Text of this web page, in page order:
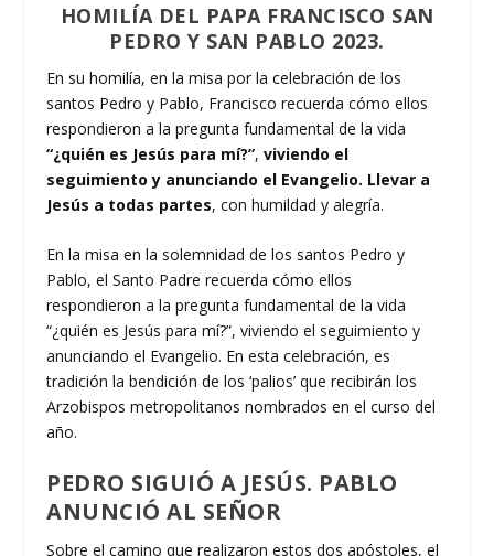
HOMILÍA DEL PAPA FRANCISCO SAN
PEDRO Y SAN PABLO 2023.
En su homilía, en la misa por la celebración de los
santos Pedro y Pablo, Francisco recuerda cómo ellos
respondieron a la pregunta fundamental de la vida
“¿quién es Jesús para mí?”,viviendo el
seguimiento y anunciando el Evangelio. Llevar a
Jesús a todas partes, con humildad y alegría.
En la misa en la solemnidad de los santos Pedro y
Pablo, el Santo Padre recuerda cómo ellos
respondieron a la pregunta fundamental de la vida
“¿quién es Jesús para mí?”, viviendo el seguimiento y
anunciando el Evangelio. En esta celebración, es
tradición la bendición de los ‘palios’ que recibirán los
Arzobispos metropolitanos nombrados en el curso del
año.
PEDRO SIGUIÓ A JESÚS. PABLO
ANUNCIÓ AL SEÑOR
Sobre el camino que realizaron estos dos apóstoles, el